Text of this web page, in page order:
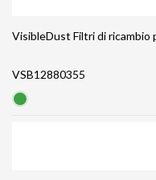
VisibleDust Filtri di ricambio
VSB12880355